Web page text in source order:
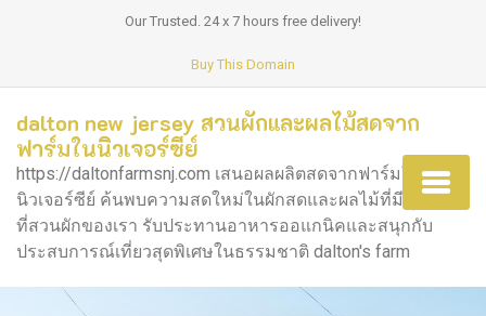
Our Trusted. 24 x 7 hours free delivery!
Buy This Domain
dalton new jersey สวนผักและผลไม้สดจาก
ฟาร์มในนิวเจอร์ซีย์
https://daltonfarmsnj.com เสนอผลผลิตสดจากฟาร์มใน
นิวเจอร์ซีย์ ค้นพบความสดใหม่ในผักสดและผลไม้ที่มีคุณภาพ
ที่สวนผักของเรา รับประทานอาหารออแกนิคและสนุกกับ
ประสบการณ์เที่ยวสุดพิเศษในธรรมชาติ dalton's farm